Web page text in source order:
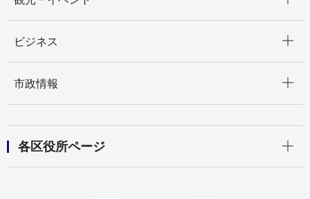
ビジネス
市政情報
各区役所ページ